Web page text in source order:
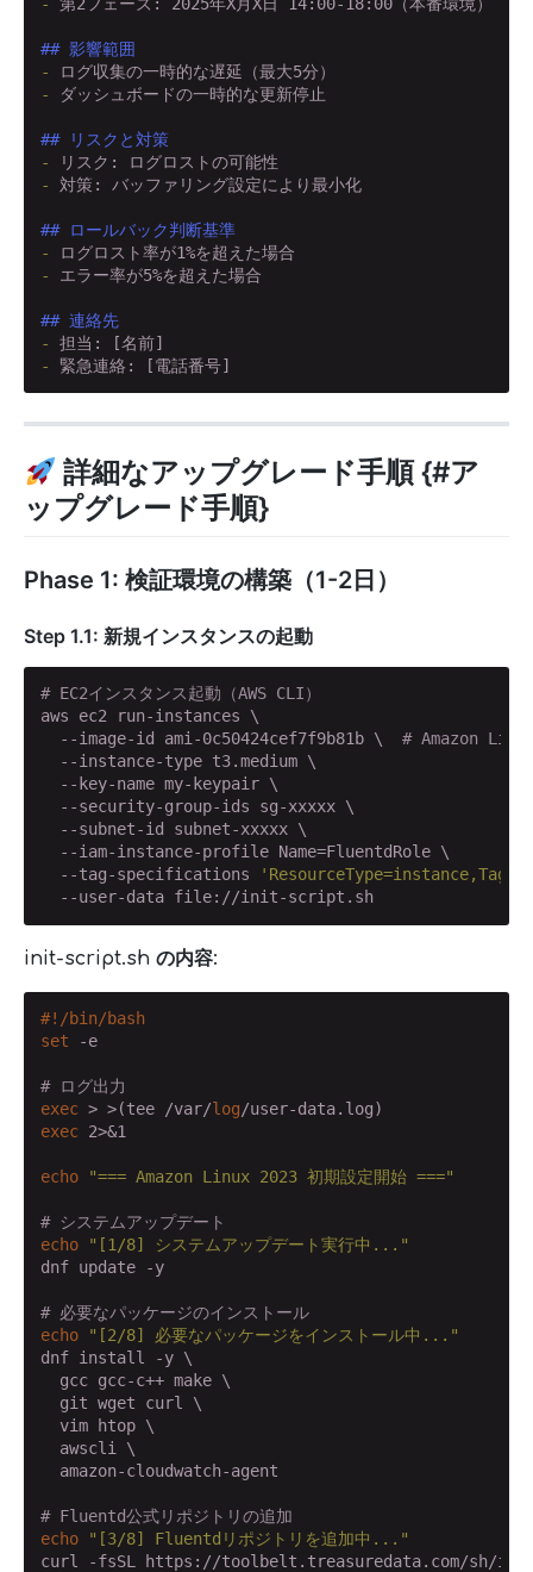
## 影響範囲
-
-
ダッシュボードの一時的な更新停止
## リスクと対策
-
- 対策: バッファリング設定により最小化
## ロールバック判断基準
-
- エラー率が5%を超えた場合
## 連絡先
-
- 緊急連絡: [電話番号]
詳細なアップグレード手順 {#ア
ップグレード手順}
Phase 1: 検証環境の構築（1-2日）
Step 1.1: 新規インスタンスの起動
# EC2インスタンス起動（AWS CLI）
aws ec2 run-instances \
  --image-id ami-0c50424cef7f9b81b \
# Amazon
  --instance-type t3.medium \
  --key-name my-keypair \
  --security-group-ids sg-xxxxx \
  --subnet-id subnet-xxxxx \
  --iam-instance-profile Name=FluentdRole \
  --tag-specifications
  --user-data file://init-script.sh
init-script.sh の内容:
#!/bin/bash
set -e
# ログ出力
exec > >(tee /var/log
exec 2>&1
echo "=== Amazon Linux 2023 初期設定開始 ==="
# システムアップデート
echo
"[1/8] システムアップデート実行中..."
dnf update -y
# 必要なパッケージのインストール
echo
"[2/8] 必要なパッケージをインストール中..."
dnf install -y \
  gcc gcc-c++ make \
  git wget curl \
  vim htop \
  awscli \
  amazon-cloudwatch-agent
# Fluentd公式リポジトリの追加
echo
"[3/8] Fluentdリポジトリを追加中..."
curl -fsSL https://toolbelt.treasuredata.com/sh/